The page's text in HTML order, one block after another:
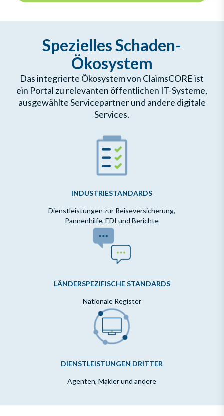
Spezielles Schaden-
Ökosystem
Das integrierte Ökosystem von ClaimsCORE ist
ein Portal zu relevanten öffentlichen IT-Systeme,
ausgewählte Servicepartner und andere digitale
Services.
INDUSTRIESTANDARDS
Dienstleistungen zur Reiseversicherung,
Pannenhilfe, EDI und Berichte
LÄNDERSPEZIFISCHE STANDARDS
Nationale Register
DIENSTLEISTUNGEN DRITTER
Agenten, Makler und andere